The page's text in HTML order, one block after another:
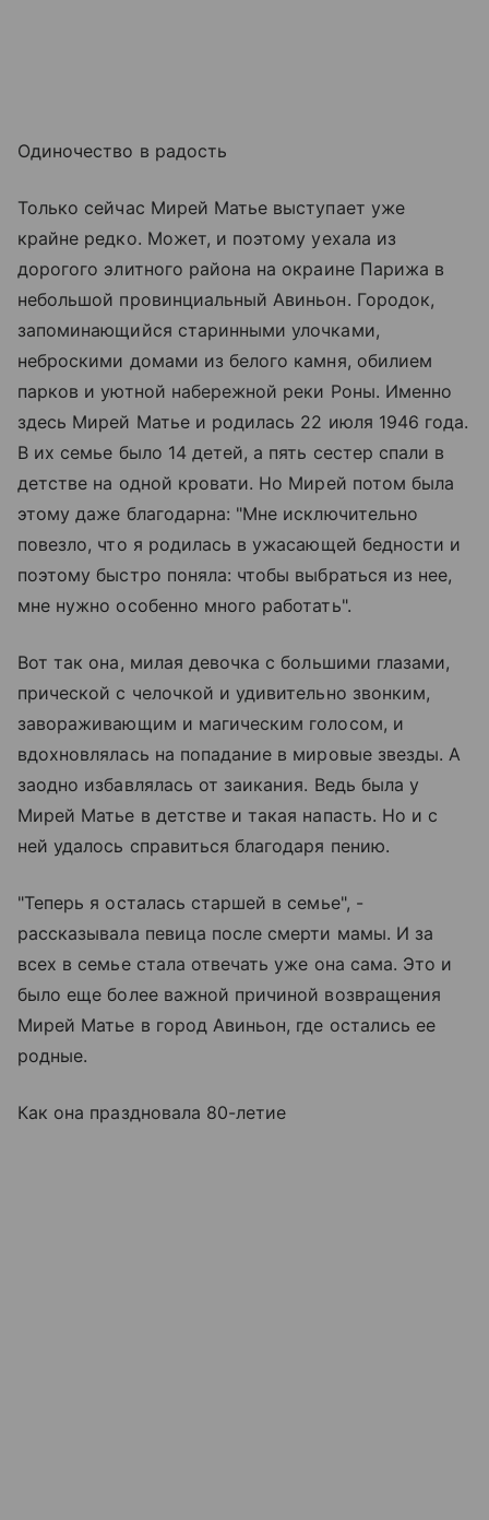
Одиночество в радость
Только сейчас Мирей Матье выступает уже
крайне редко. Может, и поэтому уехала из
дорогого элитного района на окраине Парижа в
небольшой провинциальный Авиньон. Городок,
запоминающийся старинными улочками,
неброскими домами из белого камня, обилием
парков и уютной набережной реки Роны. Именно
здесь Мирей Матье и родилась 22 июля 1946 года.
В их семье было 14 детей, а пять сестер спали в
детстве на одной кровати. Но Мирей потом была
этому даже благодарна: "Мне исключительно
повезло, что я родилась в ужасающей бедности и
поэтому быстро поняла: чтобы выбраться из нее,
мне нужно особенно много работать".
Вот так она, милая девочка с большими глазами,
прической с челочкой и удивительно звонким,
завораживающим и магическим голосом, и
вдохновлялась на попадание в мировые звезды. А
заодно избавлялась от заикания. Ведь была у
Мирей Матье в детстве и такая напасть. Но и с
ней удалось справиться благодаря пению.
"Теперь я осталась старшей в семье", -
рассказывала певица после смерти мамы. И за
всех в семье стала отвечать уже она сама. Это и
было еще более важной причиной возвращения
Мирей Матье в город Авиньон, где остались ее
родные.
Как она праздновала 80-летие